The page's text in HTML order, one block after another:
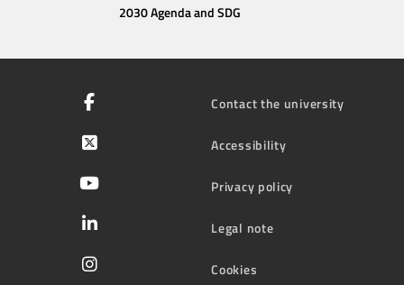
2030 Agenda and SDG
Contact the university
Accessibility
Privacy policy
Legal note
Cookies